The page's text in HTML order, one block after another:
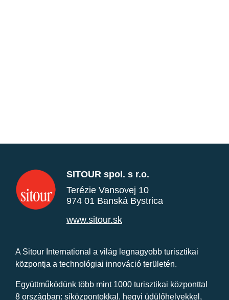
SITOUR spol. s r.o.
Terézie Vansovej 10
974 01 Banská Bystrica
www.sitour.sk
A Sitour International a világ legnagyobb turisztikai
központja a technológiai innováció területén.
Együttműködünk több mint 1000 turisztikai központtal
8 országban: síközpontokkal, hegyi üdülőhelyekkel,